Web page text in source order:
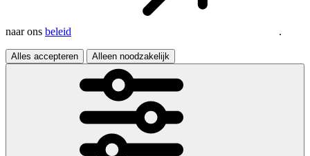
naar ons beleid .
Alles accepteren Alleen noodzakelijk